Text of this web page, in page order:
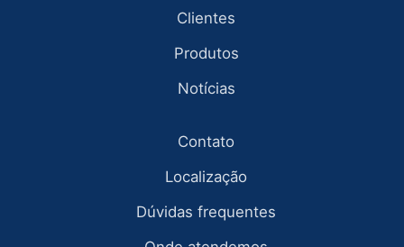
Clientes
Produtos
Notícias
Contato
Localização
Dúvidas frequentes